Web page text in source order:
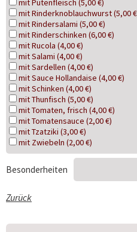
mit Putenfleisch (5,00 €)
mit Rinderknoblauchwurst (5,00
mit Rindersalami (5,00 €)
mit Rinderschinken (6,00 €)
mit Rucola (4,00 €)
mit Salami (4,00 €)
mit Sardellen (4,00 €)
mit Sauce Hollandaise (4,00 €)
mit Schinken (4,00 €)
mit Thunfisch (5,00 €)
mit Tomaten, frisch (4,00 €)
mit Tomatensauce (2,00 €)
mit Tzatziki (3,00 €)
mit Zwiebeln (2,00 €)
Besonderheiten
Zurück